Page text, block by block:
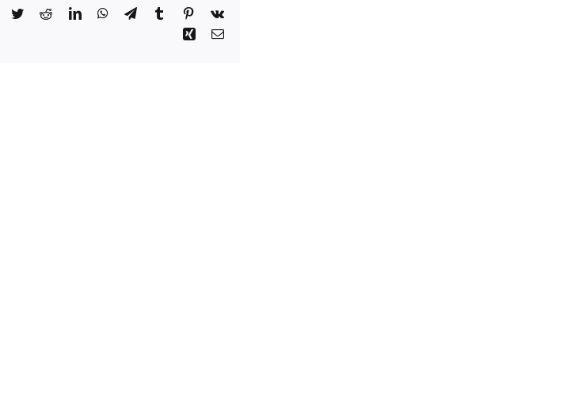
Facebook
TwitterRedditLinkedInWhatsApp
TelegramTumblrPinterest
Vk
Xing Email